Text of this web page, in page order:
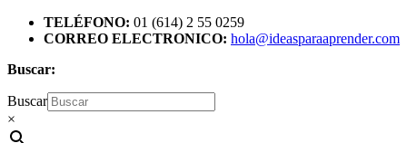
TELÉFONO: 01 (614) 2 55 0259
CORREO ELECTRONICO: hola@ideasparaaprender.com
Buscar:
Buscar
×